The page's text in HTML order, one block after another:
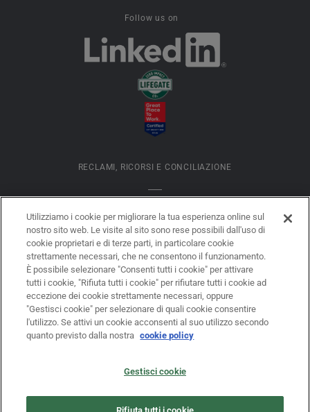
Follow us on
RECLAMI, RICORSI E CONCILIAZIONE
INFORMATIVA COOKIES
DATI SOCIETARI
LEGAL DISCLAIMER
PRIVACY
Utilizziamo i cookie per migliorare la tua esperienza online sul
nostro sito web. Le visite al sito sono rese possibili dall'uso di
cookie proprietari e di terze parti, in particolare cookie
strettamente necessari, che ne consentono il funzionamento.
È possibile selezionare "Consenti tutti i cookie" per attivare
tutti i cookie, "Rifiuta tutti i cookie" per rifiutare tutti i cookie ad
eccezione dei cookie strettamente necessari, oppure
"Gestisci cookie" per selezionare di quali cookie consentire
l'utilizzo. Se attivi un cookie acconsenti al suo utilizzo secondo
quanto previsto dalla nostra cookie policy
Gestisci cookie